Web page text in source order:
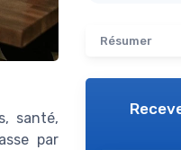
santé,
par
Résumer